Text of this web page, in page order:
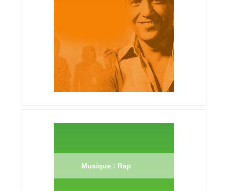
Musique : Rap